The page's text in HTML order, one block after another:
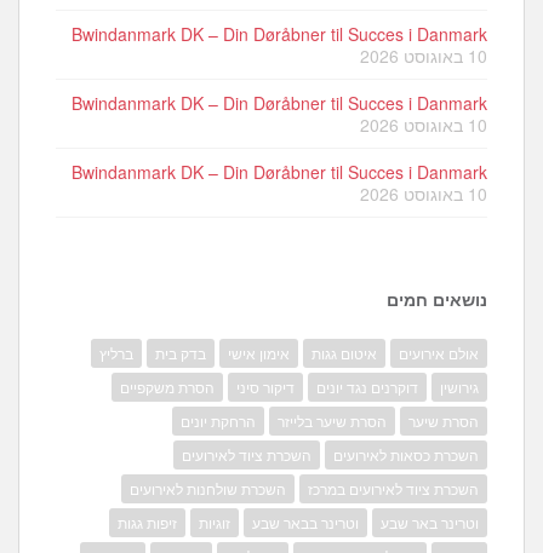
Bwindanmark DK – Din Døråbner til Succes i Danmark
10 באוגוסט 2026
Bwindanmark DK – Din Døråbner til Succes i Danmark
10 באוגוסט 2026
Bwindanmark DK – Din Døråbner til Succes i Danmark
10 באוגוסט 2026
נושאים חמים
אולם אירועים איטום גגות אימון אישי בדק בית
ברליץ
גירושין
דוקרנים נגד יונים דיקור סיני
הסרת משקפיים
הסרת שיער
הסרת שיער בלייזר
הרחקת יונים
השכרת כסאות לאירועים
השכרת ציוד לאירועים
השכרת ציוד לאירועים במרכז
השכרת שולחנות לאירועים
וטרינר באר שבע
וטרינר בבאר שבע זוגיות
זיפות גגות